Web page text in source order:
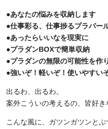
●あなたの悩みを収納します
●仕事彩る、仕事捗るプラパー
●あったらいいなを現実に
●プラダンBOXで簡単収納
●プラダンの無限の可能性を作
●強いぞ！軽いぞ！使いやすい
出るわ、出るわ。
案外こういの考えるの、皆好き
こんな風に、ガツンガツンと